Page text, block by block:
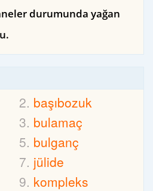
durumunda yağan
başıbozuk
bulamaç
bulganç
jülide
kompleks